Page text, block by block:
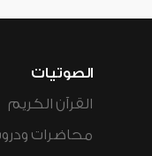
الصوتيات
القرآن الكريم
محاضرات